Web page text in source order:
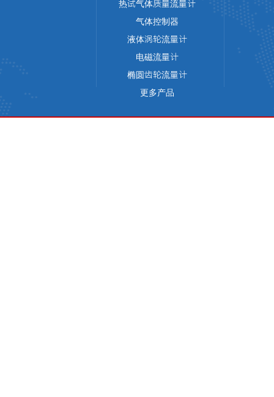
热试气体质量流量计
气体控制器
液体涡轮流量计
电磁流量计
椭圆齿轮流量计
更多产品